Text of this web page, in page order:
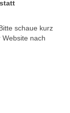
schaue kurz
nach